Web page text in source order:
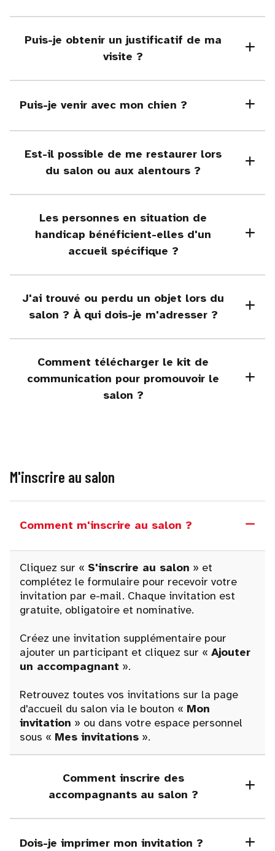
Puis-je obtenir un justificatif de ma
visite ?
Puis-je venir avec mon chien ?
Est-il possible de me restaurer lors
du salon ou aux alentours ?
Les personnes en situation de
handicap bénéficient-elles d'un
accueil spécifique ?
J'ai trouvé ou perdu un objet lors du
salon ? À qui dois-je m'adresser ?
Comment télécharger le kit de
communication pour promouvoir le
salon ?
M'inscrire au salon
Comment m'inscrire au salon ?
Cliquez sur « S'inscrire au salon » et
complétez le formulaire pour recevoir votre
invitation par e-mail. Chaque invitation est
gratuite, obligatoire et nominative.
Créez une invitation supplémentaire pour
ajouter un participant et cliquez sur « Ajouter
un accompagnant ».
Retrouvez toutes vos invitations sur la page
d'accueil du salon via le bouton « Mon
invitation » ou dans votre espace personnel
sous « Mes invitations ».
Comment inscrire des
accompagnants au salon ?
Dois-je imprimer mon invitation ?